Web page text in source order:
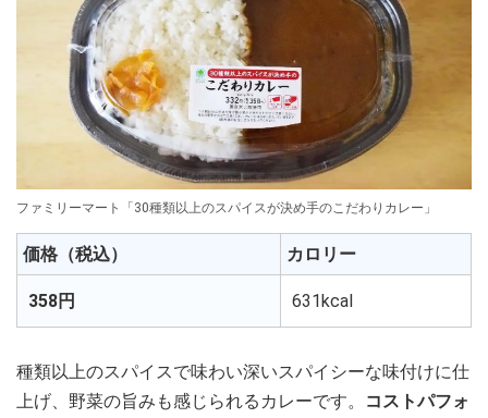
ファミリーマート「30種類以上のスパイスが決め手のこだわりカレー」
価格（税込） カロリー
358円 631kcal
種類以上のスパイスで味わい深いスパイシーな味付けに仕
上げ、野菜の旨みも感じられるカレーです。
コストパフォ